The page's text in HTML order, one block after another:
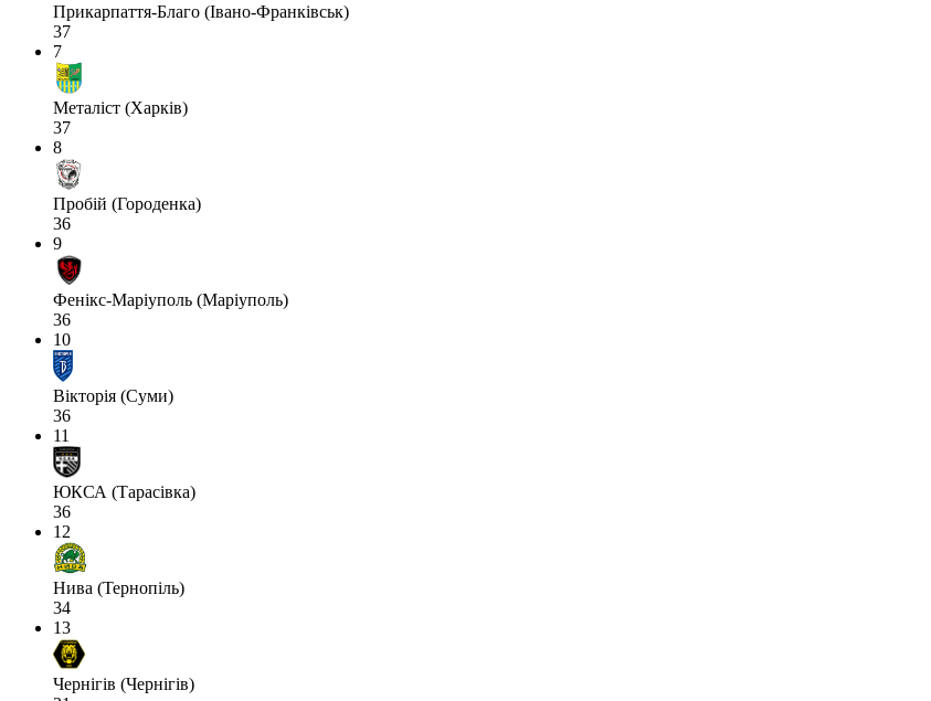
Прикарпаття-Благо (Івано-Франківськ)
37
7
Металіст (Харків)
37
8
Пробій (Городенка)
36
9
Фенікс-Маріуполь (Маріуполь)
36
10
Вікторія (Суми)
36
11
ЮКСА (Тарасівка)
36
12
Нива (Тернопіль)
34
13
Чернігів (Чернігів)